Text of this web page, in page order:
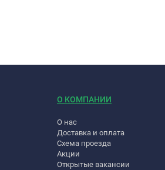
О КОМПАНИИ
О нас
Доставка и оплата
Схема проезда
Акции
Открытые вакансии